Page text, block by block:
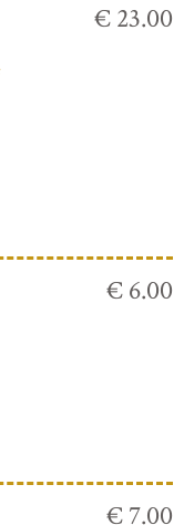
€ 23.00
€ 6.00
€ 7.00